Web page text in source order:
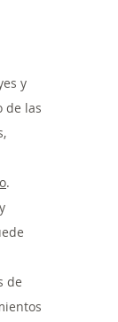
y
de las
.
de